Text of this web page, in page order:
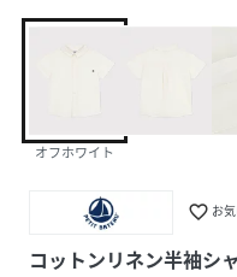
オフホワイト
favorite_border お
コットンリネン半袖シ